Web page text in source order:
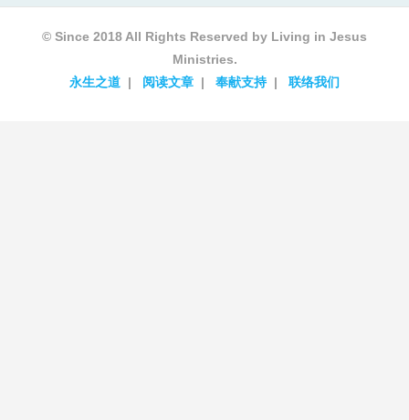
© Since 2018 All Rights Reserved by Living in Jesus
Ministries.
永生之道
阅读文章 奉献支持 联络我们